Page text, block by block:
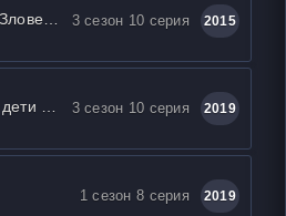
3 сезон 10 серия 2015
3 сезон 10 серия 2019
1 сезон 8 серия 2019